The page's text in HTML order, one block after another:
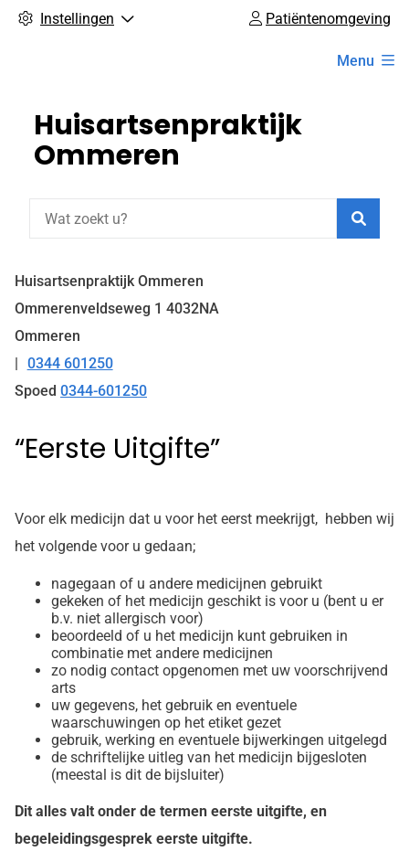
Instellingen Patiëntenomgeving
Menu
Huisartsenpraktijk
Ommeren
Huisartsenpraktijk Ommeren
Ommerenveldseweg 1 4032NA
Ommeren
Tel:
0344 601250
Spoed 0344-601250
“Eerste Uitgifte”
Voor elk medicijn dat u voor het eerst meekrijgt, hebben wij
het volgende voor u gedaan;
nagegaan of u andere medicijnen gebruikt
gekeken of het medicijn geschikt is voor u (bent u er
b.v. niet allergisch voor)
beoordeeld of u het medicijn kunt gebruiken in
combinatie met andere medicijnen
zo nodig contact opgenomen met uw voorschrijvend
arts
uw gegevens, het gebruik en eventuele
waarschuwingen op het etiket gezet
gebruik, werking en eventuele bijwerkingen uitgelegd
de schriftelijke uitleg van het medicijn bijgesloten
(meestal is dit de bijsluiter)
Dit alles valt onder de termen eerste uitgifte, en
begeleidingsgesprek eerste uitgifte.